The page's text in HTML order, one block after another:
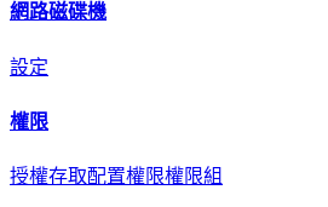
網路磁碟機
設定
權限
授權存取配置權限權限組